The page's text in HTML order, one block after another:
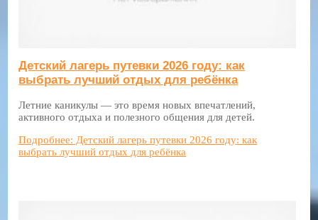
Детский лагерь путевки 2026 году: как
выбрать лучший отдых для ребёнка
Летние каникулы — это время новых впечатлений,
активного отдыха и полезного общения для детей.
Подробнее: Детский лагерь путевки 2026 году: как
выбрать лучший отдых для ребёнка